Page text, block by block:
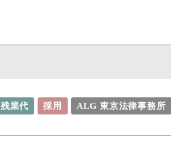
残業代 採用 ALG 東京法律事務所